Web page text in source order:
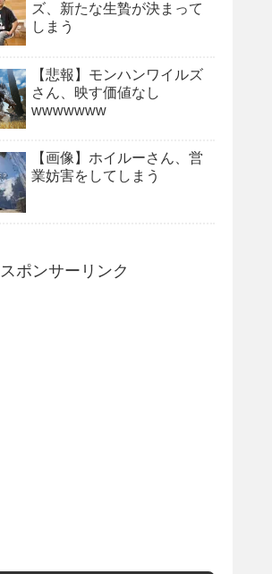
ズ、新たな生贄が決まって
しまう
【悲報】モンハンワイルズ
さん、映す価値なし
wwwwwww
【画像】ホイルーさん、営
業妨害をしてしまう
スポンサーリンク